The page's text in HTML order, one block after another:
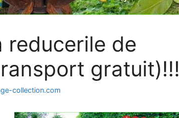
reducerile de
gratuit)!!!
collection.com